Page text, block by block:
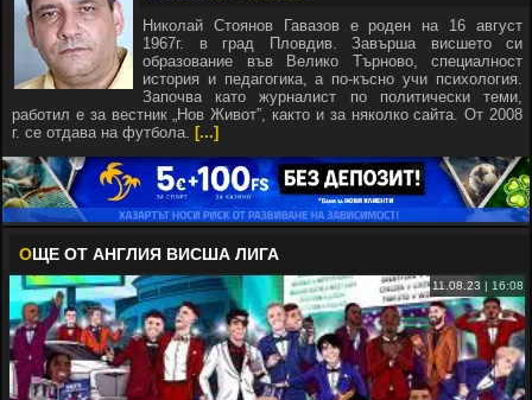
Николай Стоянов Гавазов е роден на 16 август
1967г. в град Пловдив. Завърша висшето си
образование във Велико Търново, специалност
история и педагогика, а по-късно учи психология.
Започва като журналист по политически теми,
работил е за вестник „Нов Живот”, както и за няколко сайта. От 2008
г. се отдава на футбола. [...]
ОЩЕ ОТ АНГЛИЯ ВИСША ЛИГА
11.08.23 | 16:08